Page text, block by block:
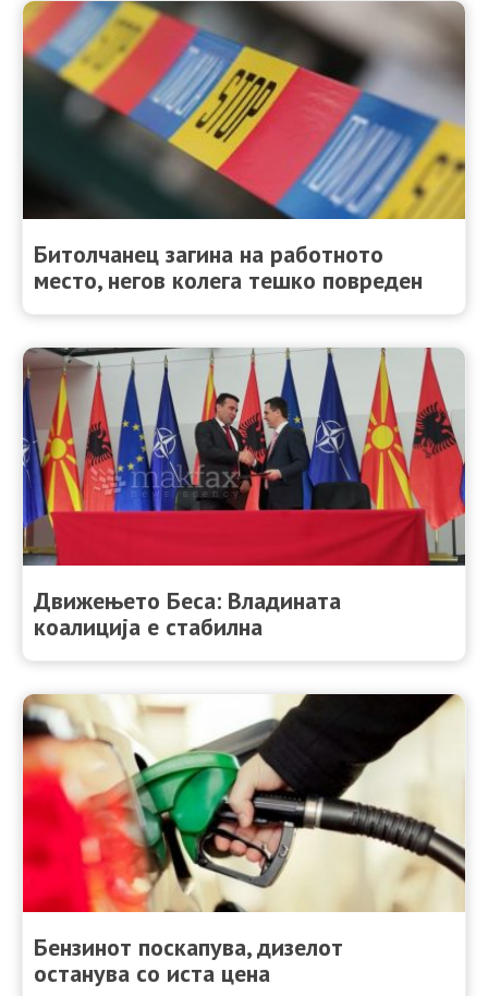
Битолчанец загина на работното
место, негов колега тешко повреден
Движењето Беса: Владината
коалиција е стабилна
Бензинот поскапува, дизелот
останува со иста цена